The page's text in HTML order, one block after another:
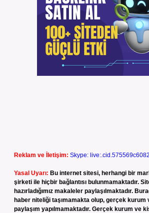
Reklam ve İletişim: Skype:
Yasal Uyarı: Bu internet sitesi, herhangi bir
şirketi ile hiçbir bağlantısı bulunmamaktadır.
hazırladığımız makaleler paylaşılmaktadır.
haber niteliği taşımamakta olup, gerçek kurum
paylaşım yapılmamaktadır. Gerçek kurum ve